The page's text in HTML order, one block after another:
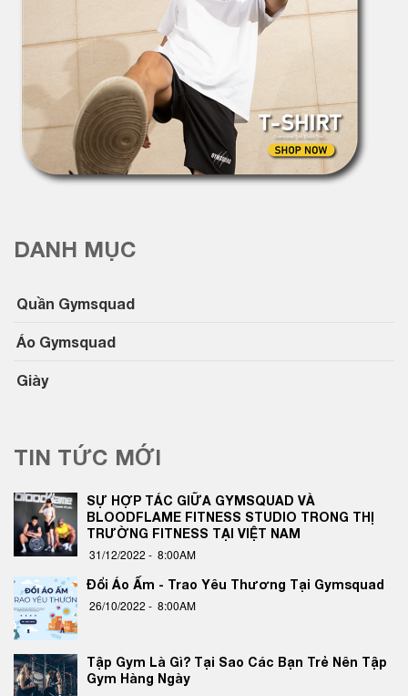
DANH MỤC
Quần Gymsquad
Áo Gymsquad
Giày
TIN TỨC MỚI
SỰ HỢP TÁC GIỮA GYMSQUAD VÀ
BLOODFLAME FITNESS STUDIO TRONG THỊ
TRƯỜNG FITNESS TẠI VIỆT NAM
31/12/2022 - 8:00AM
Đổi Áo Ấm - Trao Yêu Thương Tại Gymsquad
26/10/2022 - 8:00AM
Tập Gym Là Gì? Tại Sao Các Bạn Trẻ Nên Tập
Gym Hàng Ngày